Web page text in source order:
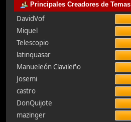
Principales Creadores de Temas
DavidVof
Miquel
Telescopio
latinquasar
Manueleón Clavileño
Josemi
castro
DonQuijote
mazinger